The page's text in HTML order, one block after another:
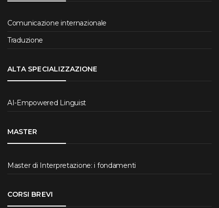
Comunicazione internazionale
Traduzione
ALTA SPECIALIZZAZIONE
AI-Empowered Linguist
MASTER
Master di Interpretazione: i fondamenti
CORSI BREVI